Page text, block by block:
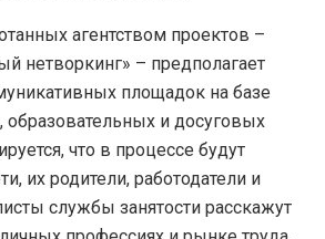
агентством проектов –
нетворкинг» – предполагает
площадок на базе
образовательных и досуговых
что в процессе будут
их родители, работодатели и
службы занятости расскажут